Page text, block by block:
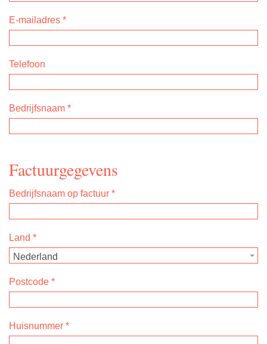
E-mailadres *
Telefoon
Bedrijfsnaam *
Factuurgegevens
Bedrijfsnaam op factuur *
Land *
Nederland
Postcode *
Huisnummer *